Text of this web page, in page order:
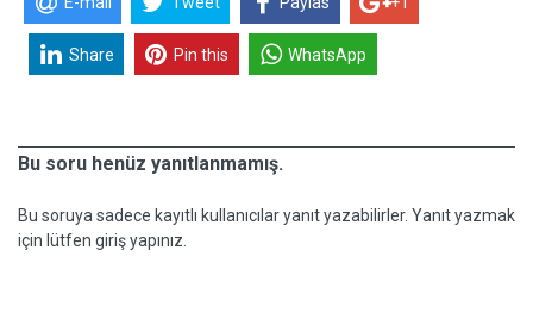
Share Pin this WhatsApp
Bu soru henüz yanıtlanmamış.
Bu soruya sadece kayıtlı kullanıcılar yanıt yazabilirler. Yanıt yazmak
için lütfen giriş yapınız.